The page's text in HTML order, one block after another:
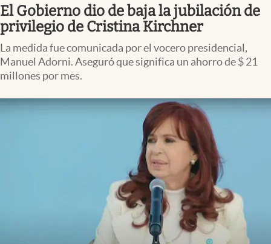
Uruguay
Negocios
Columnistas
Apertura
Infotechnology
El Gobierno dio de baja la jubilación de
privilegio de Cristina Kirchner
La medida fue comunicada por el vocero presidencial,
Manuel Adorni. Aseguró que significa un ahorro de $ 21
millones por mes.